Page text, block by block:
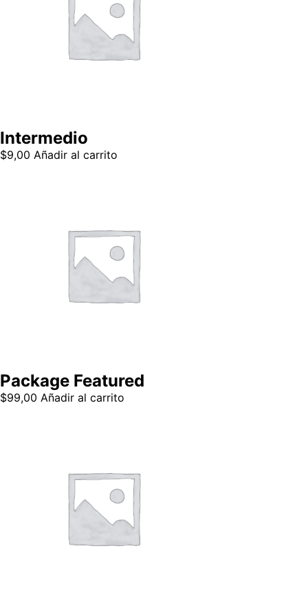
Intermedio
$9,00 Añadir al carrito
Package Featured
$99,00 Añadir al carrito